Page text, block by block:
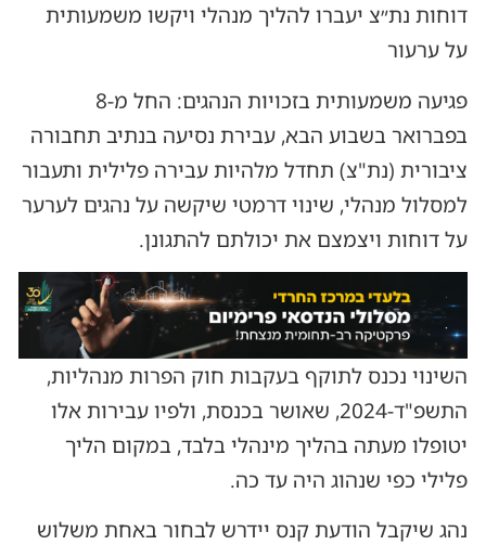
דוחות נת״צ יעברו להליך מנהלי ויקשו משמעותית
על ערעור
פגיעה משמעותית בזכויות הנהגים: החל מ-8
בפברואר בשבוע הבא, עבירת נסיעה בנתיב תחבורה
ציבורית (נת"צ) תחדל מלהיות עבירה פלילית ותעבור
למסלול מנהלי, שינוי דרמטי שיקשה על נהגים לערער
על דוחות ויצמצם את יכולתם להתגונן.
השינוי נכנס לתוקף בעקבות חוק הפרות מנהליות,
התשפ"ד-2024, שאושר בכנסת, ולפיו עבירות אלו
יטופלו מעתה בהליך מינהלי בלבד, במקום הליך
פלילי כפי שנהוג היה עד כה.
נהג שיקבל הודעת קנס יידרש לבחור באחת משלוש